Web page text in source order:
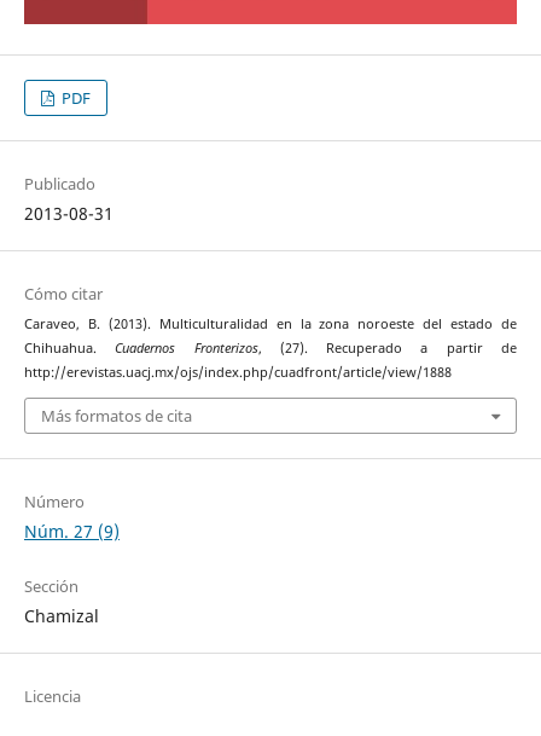
PDF
Publicado
2013-08-31
Cómo citar
Caraveo, B. (2013). Multiculturalidad en la zona noroeste del estado de
Chihuahua.Cuadernos Fronterizos, (27). Recuperado a partir de
http://erevistas.uacj.mx/ojs/index.php/cuadfront/article/view/1888
Más formatos de cita
Número
Núm. 27 (9)
Sección
Chamizal
Licencia